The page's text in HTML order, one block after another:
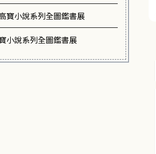
寶小說系列全圖鑑書展
小說系列全圖鑑書展